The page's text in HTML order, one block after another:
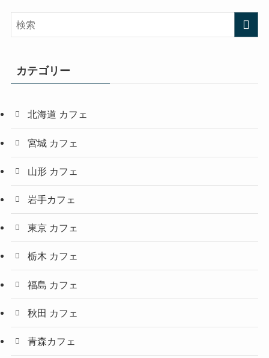
カテゴリー
北海道 カフェ
宮城 カフェ
山形 カフェ
岩手カフェ
東京 カフェ
栃木 カフェ
福島 カフェ
秋田 カフェ
青森カフェ